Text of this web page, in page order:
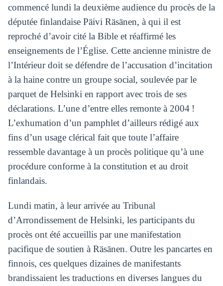
commencé lundi la deuxième audience du procès de la
députée finlandaise Päivi Räsänen, à qui il est
reproché d’avoir cité la Bible et réaffirmé les
enseignements de l’Église. Cette ancienne ministre de
l’Intérieur doit se défendre de l’accusation d’incitation
à la haine contre un groupe social, soulevée par le
parquet de Helsinki en rapport avec trois de ses
déclarations. L’une d’entre elles remonte à 2004 !
L’exhumation d’un pamphlet d’ailleurs rédigé aux
fins d’un usage clérical fait que toute l’affaire
ressemble davantage à un procès politique qu’à une
procédure conforme à la constitution et au droit
finlandais.
Lundi matin, à leur arrivée au Tribunal
d’Arrondissement de Helsinki, les participants du
procès ont été accueillis par une manifestation
pacifique de soutien à Räsänen. Outre les pancartes en
finnois, ces quelques dizaines de manifestants
brandissaient les traductions en diverses langues du